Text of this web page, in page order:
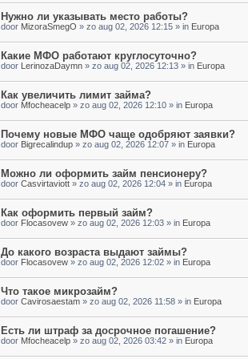
Нужно ли указывать место работы?
door MizoraSmegO » zo aug 02, 2026 12:15 » in Europa
Какие МФО работают круглосуточно?
door LerinozaDaymn » zo aug 02, 2026 12:13 » in Europa
Как увеличить лимит займа?
door Mfocheacelp » zo aug 02, 2026 12:10 » in Europa
Почему новые МФО чаще одобряют заявки?
door Bigrecalindup » zo aug 02, 2026 12:07 » in Europa
Можно ли оформить займ пенсионеру?
door Casvirtaviott » zo aug 02, 2026 12:04 » in Europa
Как оформить первый займ?
door Flocasovew » zo aug 02, 2026 12:03 » in Europa
До какого возраста выдают займы?
door Flocasovew » zo aug 02, 2026 12:02 » in Europa
Что такое микрозайм?
door Cavirosaestam » zo aug 02, 2026 11:58 » in Europa
Есть ли штраф за досрочное погашение?
door Mfocheacelp » zo aug 02, 2026 03:42 » in Europa